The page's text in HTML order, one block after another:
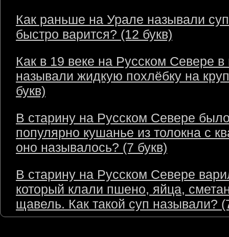
Как раньше на Урале называли
быстро варится? (12 букв)
Как в 19 веке на Русском Севере в
называли жидкую похлёбку на
букв)
В старину на Русском Севере
популярно кушанье из толокна с
оно называлось? (7 букв)
В старину на Русском Севере
который клали пшено, яйца,
щавель. Как такой суп называли?